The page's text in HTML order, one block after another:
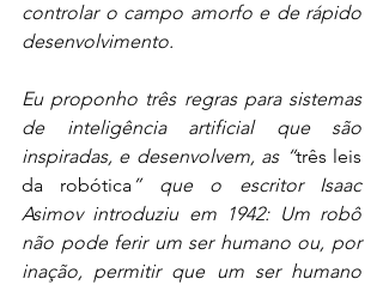
controlar o campo amorfo e de rápido
desenvolvimento.
Eu proponho três regras para sistemas
de inteligência artificial que são
inspiradas, e desenvolvem, as “três leis
da robótica” que o escritor Isaac
Asimov introduziu em 1942: Um robô
não pode ferir um ser humano ou, por
inação, permitir que um ser humano